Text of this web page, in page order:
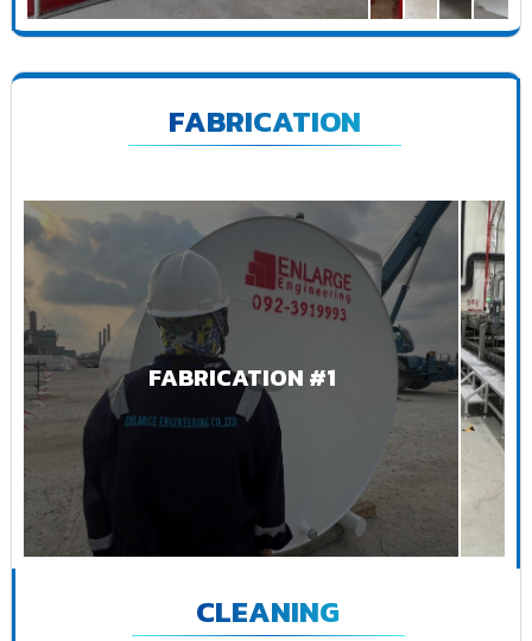
FABRICATION
FABRICATION #1
CLEANING